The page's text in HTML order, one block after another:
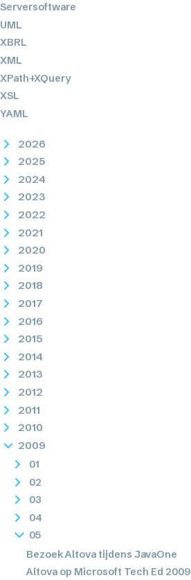
Serversoftware
UML
XBRL
XML
XPath+XQuery
XSL
YAML
2026
2025
2024
2023
2022
2021
2020
2019
2018
2017
2016
2015
2014
2013
2012
2011
2010
2009
01
02
03
04
05
Bezoek Altova tijdens JavaOne
Altova op Microsoft Tech Ed 2009